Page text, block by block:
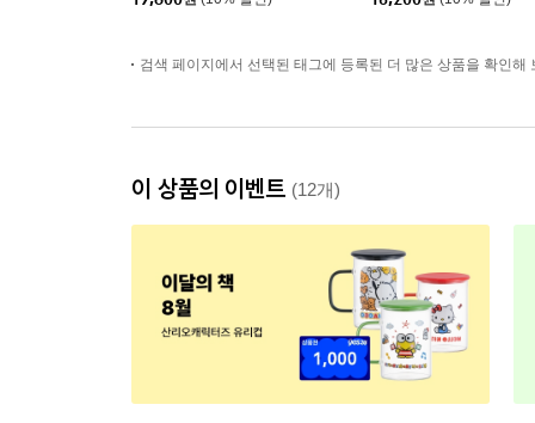
검색 페이지에서 선택된 태그에 등록된 더 많은 상품을 확인해
이 상품의 이벤트 (12개)